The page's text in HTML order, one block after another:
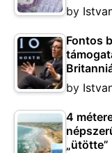
by
Fontos
by
4
„ütötte”